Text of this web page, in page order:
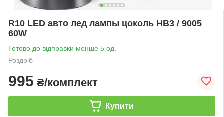
R10 LED авто лед лампы цоколь HB3 / 9005
60W
Готово до відправки менше 5 од.
Роздріб
995 ₴/комплект
Купити